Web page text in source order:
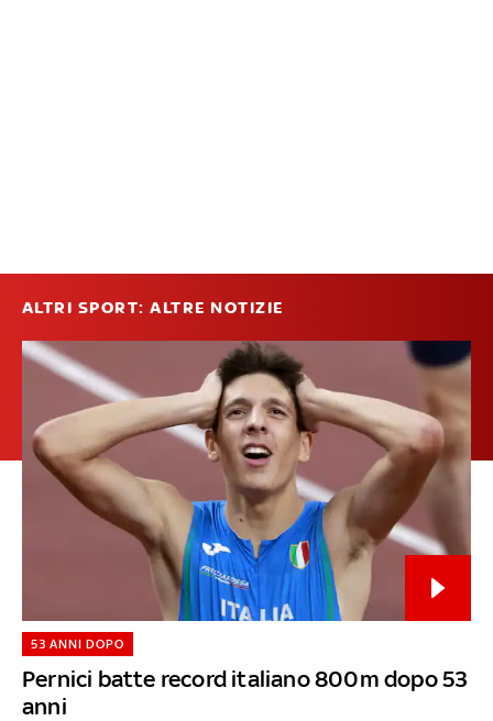
ALTRI SPORT: ALTRE NOTIZIE
Pernici batte record italiano 800m dopo 53
anni
53 ANNI DOPO